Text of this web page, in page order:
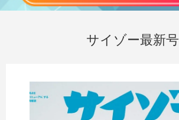
サイゾー最新号